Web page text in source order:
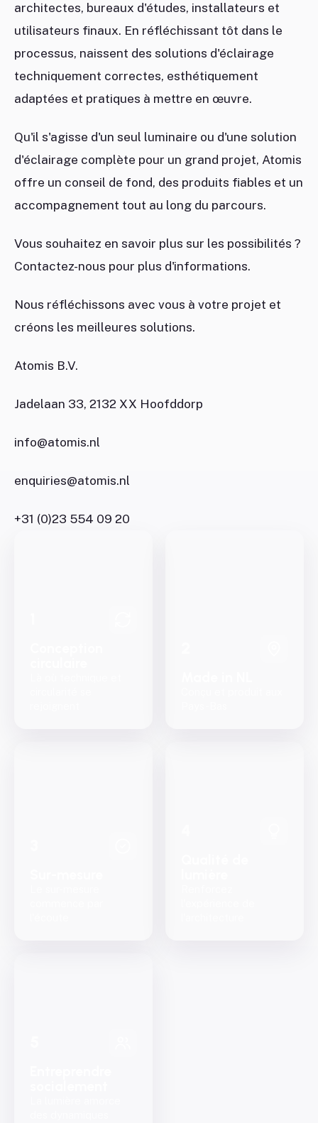
architectes, bureaux d'études, installateurs et
utilisateurs finaux. En réfléchissant tôt dans le
processus, naissent des solutions d'éclairage
techniquement correctes, esthétiquement
adaptées et pratiques à mettre en œuvre.
Qu'il s'agisse d'un seul luminaire ou d'une solution
d'éclairage complète pour un grand projet, Atomis
offre un conseil de fond, des produits fiables et un
accompagnement tout au long du parcours.
Vous souhaitez en savoir plus sur les possibilités ?
Contactez-nous pour plus d'informations.
Nous réfléchissons avec vous à votre projet et
créons les meilleures solutions.
Atomis B.V.
Jadelaan 33, 2132 XX Hoofddorp
info@atomis.nl
enquiries@atomis.nl
+31 (0)23 554 09 20